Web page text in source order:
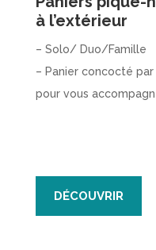
à l’extérieur
– Solo/ Duo/Famille
– Panier concocté
pour vous
DÉCOUVRIR